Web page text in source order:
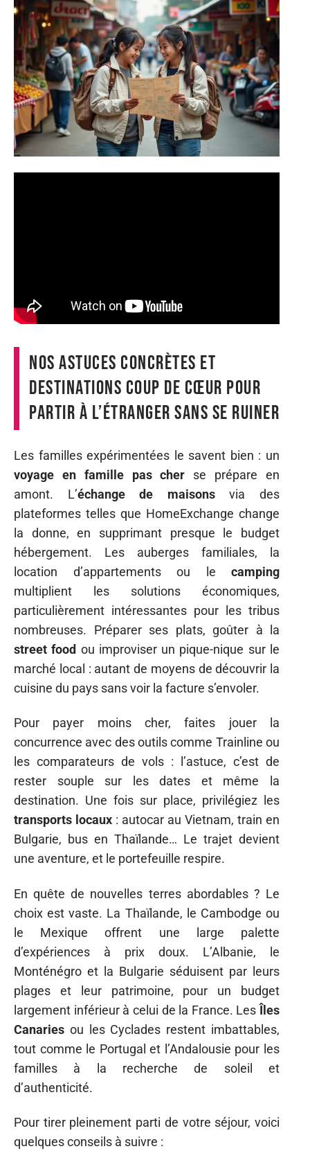
Nos astuces concrètes et
destinations coup de cœur pour
partir à l’étranger sans se ruiner
Les familles expérimentées le savent bien : un
voyage en famille pas cher se prépare en
amont. L’échange de maisonsvia des
plateformes telles que HomeExchange change
la donne, en supprimant presque le budget
hébergement. Les auberges familiales, la
location d’appartements ou le camping
multiplient les solutions économiques,
particulièrement intéressantes pour les tribus
nombreuses. Préparer ses plats, goûter à la
street food ou improviser un pique-nique sur le
marché local : autant de moyens de découvrir la
cuisine du pays sans voir la facture s’envoler.
Pour payer moins cher, faites jouer la
concurrence avec des outils comme Trainline ou
les comparateurs de vols : l’astuce, c’est de
rester souple sur les dates et même la
destination. Une fois sur place, privilégiez les
transports locaux : autocar au Vietnam, train en
Bulgarie, bus en Thaïlande… Le trajet devient
une aventure, et le portefeuille respire.
En quête de nouvelles terres abordables ? Le
choix est vaste. La Thaïlande, le Cambodge ou
le Mexique offrent une large palette
d’expériences à prix doux. L’Albanie, le
Monténégro et la Bulgarie séduisent par leurs
plages et leur patrimoine, pour un budget
largement inférieur à celui de la France. Les Îles
Canaries ou les Cyclades restent imbattables,
tout comme le Portugal et l’Andalousie pour les
familles à la recherche de soleil et
d’authenticité.
Pour tirer pleinement parti de votre séjour, voici
quelques conseils à suivre :